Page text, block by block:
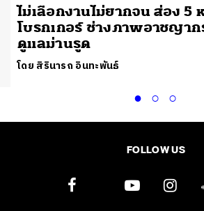
ไม่เลือกงานไม่ยากจน ส่อง 5
โบรกเกอร์ ช่างภาพอาชญา
ดูแลม่านรูด
โดย สิรินารถ อินทะพันธ์
FOLLOW US